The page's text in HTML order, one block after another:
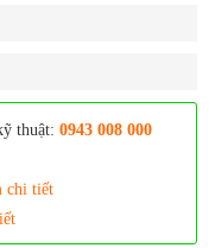
thuật: 0943 008 000
chi tiết